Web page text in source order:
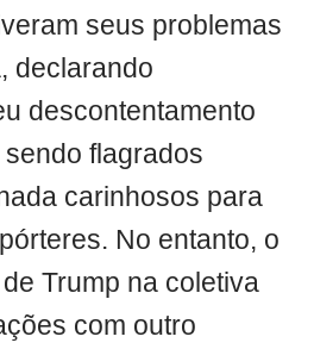
seus problemas
declarando
descontentamento
flagrados
carinhosos para
No entanto, o
Trump na coletiva
com outro